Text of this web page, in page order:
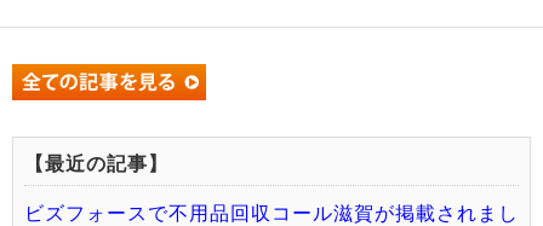
【最近の記事】
ビズフォースで不用品回収コール滋賀が掲載されまし